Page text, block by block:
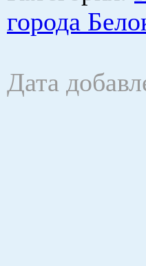
города
Дата